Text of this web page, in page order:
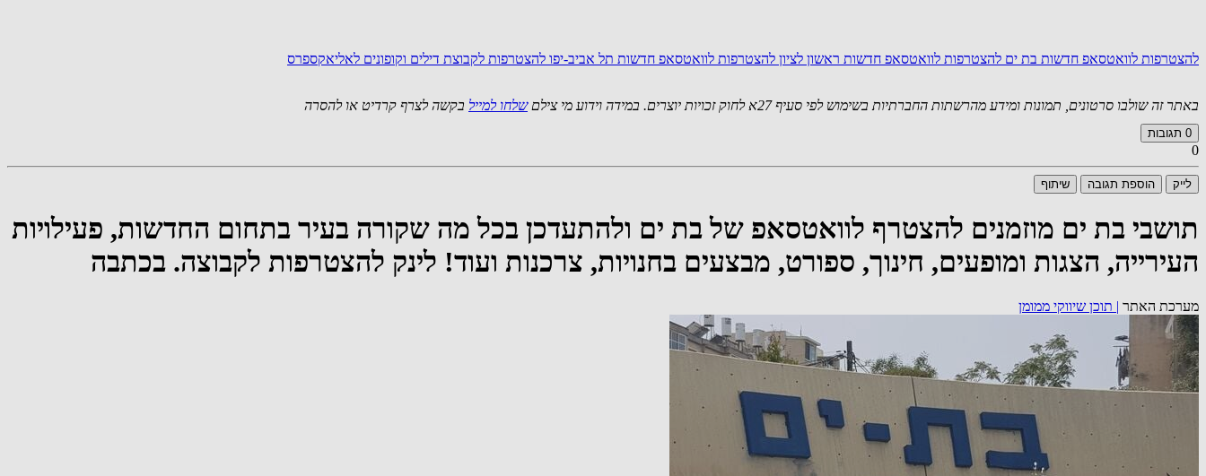
להצטרפות לוואטסאפ חדשות בת ים להצטרפות לוואטסאפ חדשות ראשון לציון להצטרפות לוואטסאפ חדשות תל אביב-יפו להצטרפות לקבוצת דילים וקופונים לאליאקספרס
באתר זה שולבו סרטונים, תמונות ומידע מהרשתות החברתיות בשימוש לפי סעיף 27א לחוק זכויות יוצרים. במידה וידוע מי צילם שלחו למייל בקשה לצרף קרדיט או להסרה
0 תגובות
0
לייק הוספת תגובה שיתוף
תושבי בת ים מוזמנים להצטרף לוואטסאפ של בת ים ולהתעדכן בכל מה שקורה בעיר בתחום החדשות, פעילויות
העירייה, הצגות ומופעים, חינוך, ספורט, מבצעים בחנויות, צרכנות ועוד! לינק להצטרפות לקבוצה. בכתבה
מערכת האתר | תוכן שיווקי ממומן